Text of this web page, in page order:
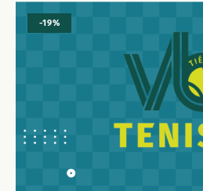
-19%